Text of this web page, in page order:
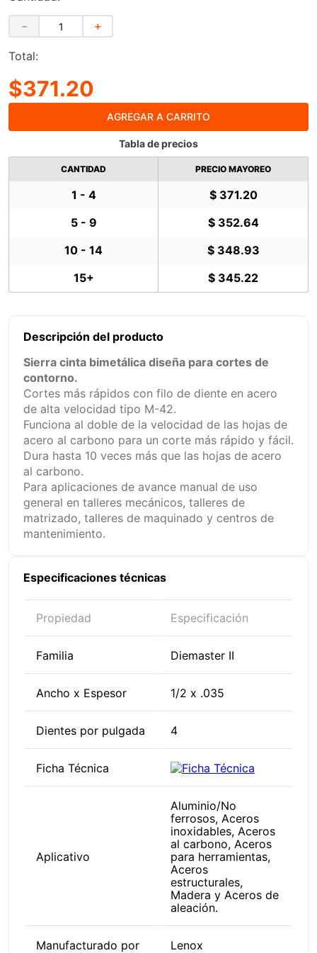
$371.20
Cantidad:
Total:
$371.20
AGREGAR A CARRITO
10 - 14
$ 348.93
Descripción del producto
Sierra cinta bimetálica diseña para cortes de
contorno.
Cortes más rápidos con filo de diente en acero
de alta velocidad tipo M-42.
Funciona al doble de la velocidad de las hojas de
acero al carbono para un corte más rápido y fácil.
Dura hasta 10 veces más que las hojas de acero
al carbono.
Para aplicaciones de avance manual de uso
mantenimiento.
Especificaciones técnicas
Propiedad Especificación
Familia Diemaster II
Ancho x Espesor 1/2 x .035
Dientes por pulgada 4
Aluminio/No
ferrosos, Aceros
inoxidables, Aceros
al carbono, Aceros
para herramientas,
Aceros
estructurales,
Madera y Aceros de